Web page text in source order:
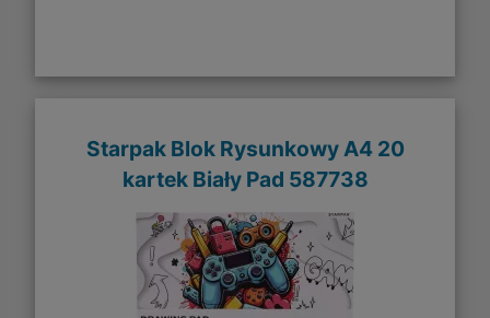
Starpak Blok Rysunkowy A4 20
kartek Biały Pad 587738